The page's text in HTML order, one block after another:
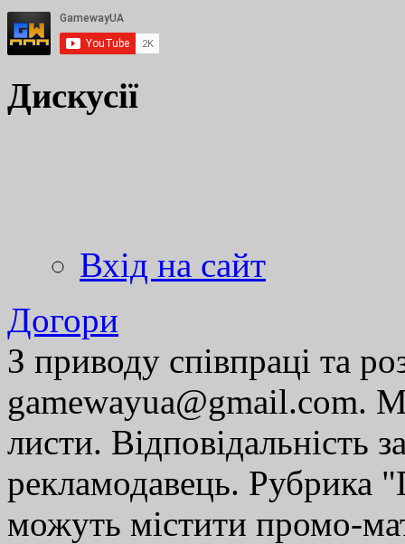
Дискусії
Вхід на сайт
Догори
З приводу співпраці та
gamewayua@gmail.com.
листи. Відповідальність
рекламодавець. Рубрика
можуть містити промо-